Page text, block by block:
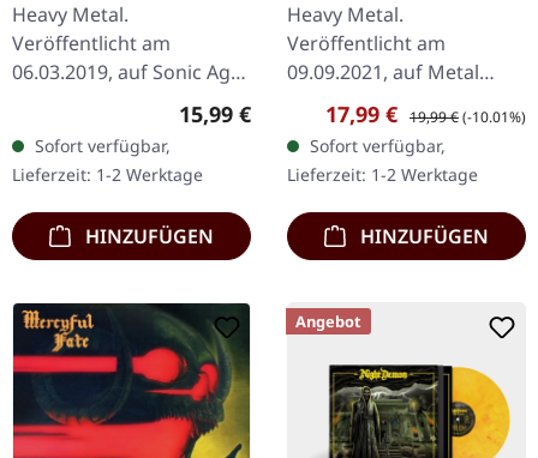
Heavy Metal.
Veröffentlicht am
06.03.2019, auf Sonic Age
Records. Jewelcase CD. 1
Night Journey 4:51 2
Requiem 8:41 3 Eastern
Sun 6:21 4 Against The…
Regulärer Preis:
15,99 €
Sofort verfügbar,
Lieferzeit: 1-2 Werktage
HINZUFÜGEN
Heavy Metal.
Veröffentlicht am
09.09.2021, auf Metal
Blade Records. Schwarzes
Vinyl im Gatefold-Cover.
Inklusive bedruckter
Innenhülle. Es gibt
Alben…
Verkaufspreis:
17,99 € Regulärer Preis:
19,99 €(-10.01%)
Sofort verfügbar,
Lieferzeit: 1-2 Werktage
HINZUFÜGEN
Angebot